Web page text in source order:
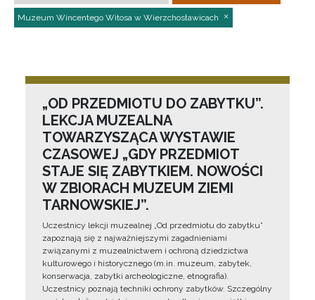
Muzeum Wincentego Witosa w Wierzchosławicach
„OD PRZEDMIOTU DO ZABYTKU”.
LEKCJA MUZEALNA
TOWARZYSZĄCA WYSTAWIE
CZASOWEJ „GDY PRZEDMIOT
STAJE SIĘ ZABYTKIEM. NOWOŚCI
W ZBIORACH MUZEUM ZIEMI
TARNOWSKIEJ”.
Uczestnicy lekcji muzealnej „Od przedmiotu do zabytku”
zapoznają się z najważniejszymi zagadnieniami
związanymi z muzealnictwem i ochroną dziedzictwa
kulturowego i historycznego (m.in. muzeum, zabytek,
konserwacja, zabytki archeologiczne, etnografia).
Uczestnicy poznają techniki ochrony zabytków. Szczególny